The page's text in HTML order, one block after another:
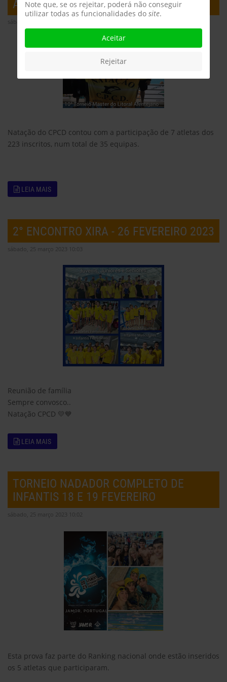
ALENTEJANO
sábado, 25 março 2023 10:04
Natação do CPCD contou com a participação de 7 atletas dos
223 inscritos, num total de 35 equipas.
LEIA MAIS
2° ENCONTRO XIRA - 26 FEVEREIRO 2023
sábado, 25 março 2023 10:03
Reunião de família
Sempre convosco..
Natação CPCD 💛💙
LEIA MAIS
TORNEIO NADADOR COMPLETO DE
INFANTIS 18 E 19 FEVEREIRO
sábado, 25 março 2023 10:02
Esta prova faz parte do Ranking nacional onde estão inseridos
os 5 atletas que participaram.
Note que, se os rejeitar, poderá não conseguir
utilizar todas as funcionalidades do site.
Aceitar
Rejeitar